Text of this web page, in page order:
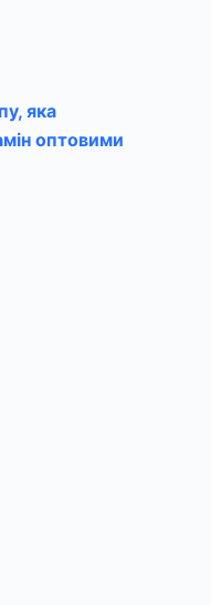
яка
оптовими